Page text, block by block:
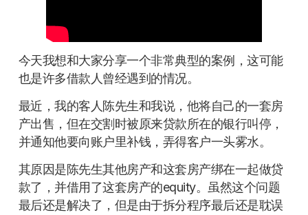
今天我想和大家分享一个非常典型的案例，这可能
也是许多借款人曾经遇到的情况。
最近，我的客人陈先生和我说，他将自己的一套房
产出售，但在交割时被原来贷款所在的银行叫停，
并通知他要向账户里补钱，弄得客户一头雾水。
其原因是陈先生其他房产和这套房产绑在一起做贷
款了，并借用了这套房产的equity。虽然这个问题
最后还是解决了，但是由于拆分程序最后还是耽误